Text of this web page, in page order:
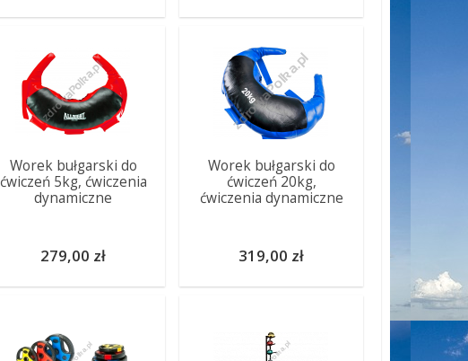
Worek bułgarski do
ćwiczeń 5kg, ćwiczenia
dynamiczne
279,00 zł
Worek bułgarski do
ćwiczeń 20kg,
ćwiczenia dynamiczne
319,00 zł